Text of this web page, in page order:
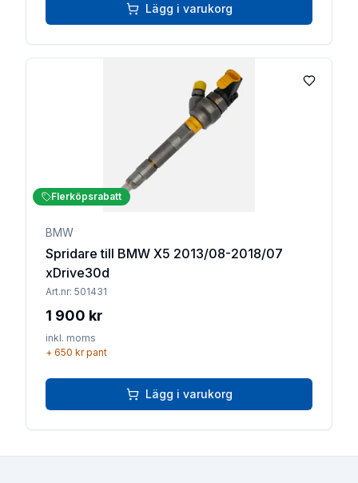
Lägg i varukorg
Lägg till
Flerköpsrabatt
BMW
Spridare till BMW X5 2013/08-2018/07
xDrive30d
Art.nr: 501431
1 900 kr
inkl. moms
+ 650 krpant
Lägg i varukorg